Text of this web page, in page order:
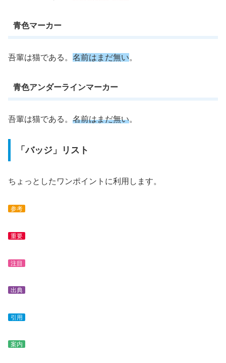
青色マーカー
吾輩は猫である。 名前はまだ無い。
青色アンダーラインマーカー
吾輩は猫である。 名前はまだ無い。
「バッジ」リスト
ちょっとしたワンポイントに利用します。
参考
重要
注目
出典
引用
案内